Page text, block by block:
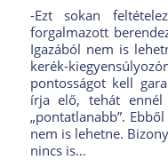
-Ezt sokan
forgalmazott
Igazából nem is
kerék-
pontosságot kell
írja elő, tehát
„pontatlanabb”.
nem is lehetne.
nincs is…